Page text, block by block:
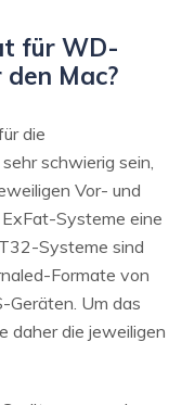
für WD-
Mac?
die
schwierig sein,
Vor- und
Systeme eine
Systeme sind
Formate von
Geräten. Um das
daher die jeweiligen